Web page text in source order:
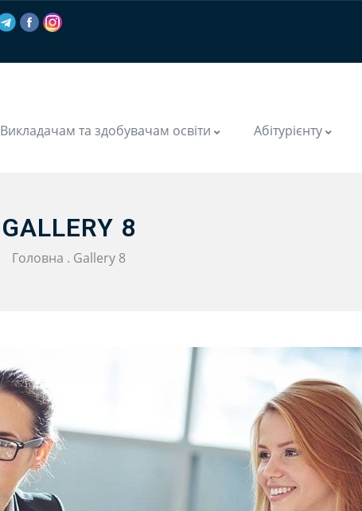
Викладачам та здобувачам освіти Абітурієнту
GALLERY 8
Головна . Gallery 8